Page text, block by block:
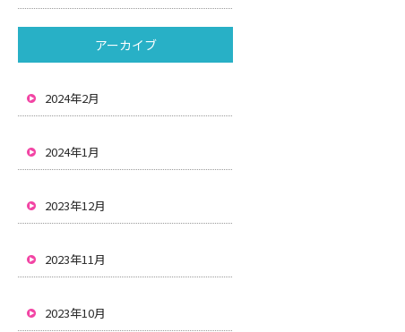
アーカイブ
2024年2月
2024年1月
2023年12月
2023年11月
2023年10月